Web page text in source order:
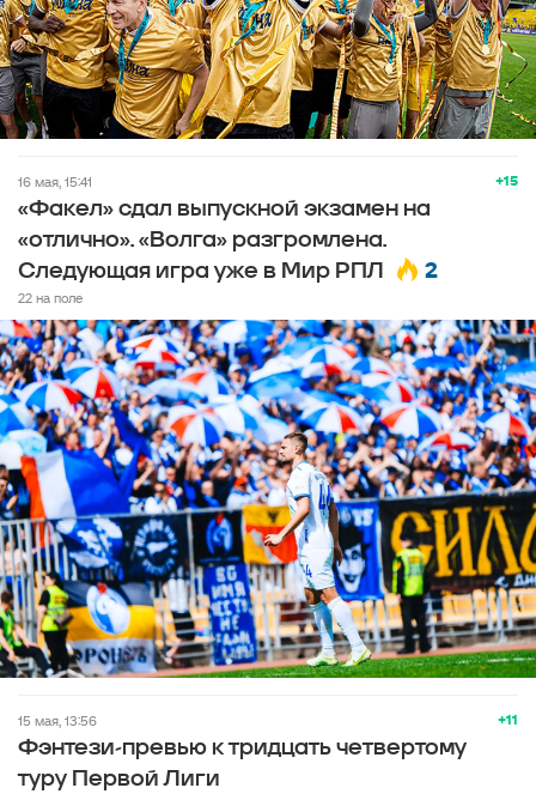
+15
16 мая, 15:41
«Факел» сдал выпускной экзамен на
«отлично». «Волга» разгромлена.
Следующая игра уже в Мир РПЛ
2
22 на поле
+11
15 мая, 13:56
Фэнтези-превью к тридцать четвертому
туру Первой Лиги